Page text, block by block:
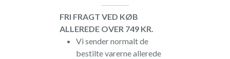
FRI FRAGT VED KØB
ALLEREDE OVER 749 KR.
Vi sender normalt de
bestilte varerne allerede